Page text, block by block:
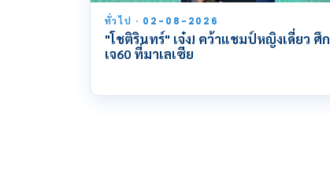
ทั่วไป · 02-08-2026
"โชติรินทร์" เจ๋ง! คว้าแชมป์หญิงเดี่ยว ศึก
เจ60 ที่มาเลเซีย